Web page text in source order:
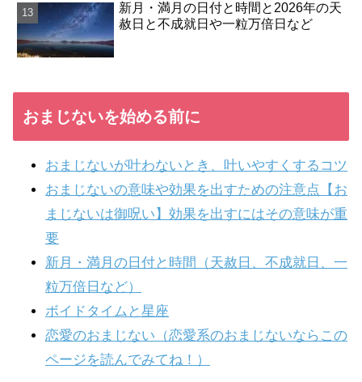
新月・満月の日付と時間と2026年の天
赦日と不成就日や一粒万倍日など
おまじないを始める前に
おまじないが叶わないとき、叶いやすくするコツ
おまじないの意味や効果を出すための注意点【お
まじないは御呪い】効果を出すにはその意味が重
要
新月・満月の日付と時間（天赦日、不成就日、一
粒万倍日など）
ボイドタイムと星座
恋愛のおまじない（恋愛系のおまじないならこの
ページを読んでみてね！）